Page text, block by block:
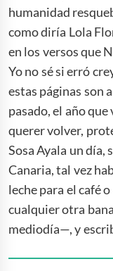
humanidad
como diría Lola
en los versos que
Yo no sé si erró
estas páginas son
pasado, el año
querer volver,
Sosa Ayala un día,
Canaria, tal vez
leche para el café
cualquier otra
mediodía—, y